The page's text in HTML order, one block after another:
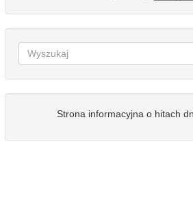
Strona informacyjna o hitach